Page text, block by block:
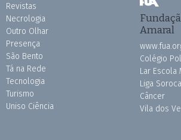
Revistas
Necrologia
Outro Olhar
Presença
São Bento
Tá na Rede
Tecnologia
Turismo
Uniso Ciência
Amaral
Colégio
Lar Escola
Liga
Câncer
Vila dos